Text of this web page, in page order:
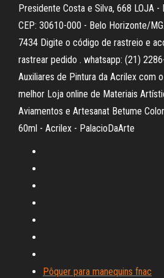
Presidente Costa e Silva, 668 LOJA -
CEP: 30610-000 - Belo Horizonte/
7434 Digite o código de rastreio e
rastrear pedido . whatsapp: (21)
Auxiliares de Pintura da Acrilex com
melhor Loja online de Materiais
Aviamentos e Artesanat Betume
60ml - Acrilex - PalacioDaArte
Pôquer para manequins fnac